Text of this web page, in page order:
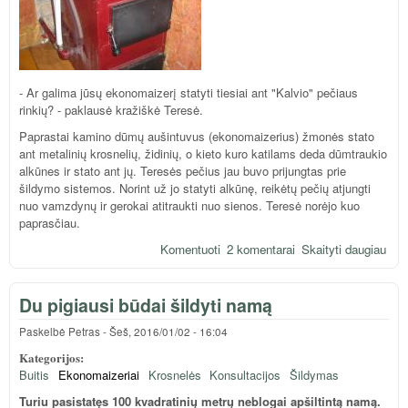
- Ar galima jūsų ekonomaizerį statyti tiesiai ant "Kalvio" pečiaus
rinkių? - paklausė kražiškė Teresė.
Paprastai kamino dūmų aušintuvus (ekonomaizerius) žmonės stato
ant metalinių krosnelių, židinių, o kieto kuro katilams deda dūmtraukio
alkūnes ir stato ant jų. Teresės pečius jau buvo prijungtas prie
šildymo sistemos. Norint už jo statyti alkūnę, reikėtų pečių atjungti
nuo vamzdynų ir gerokai atitraukti nuo sienos. Teresė norėjo kuo
paprasčiau.
Skaityti daugiau
2 komentarai
Komentuoti
Du pigiausi būdai šildyti namą
Paskelbė Petras-Šeš, 2016/01/02 - 16:04
Kategorijos:
Buitis
Ekonomaizeriai Krosnelės Konsultacijos Šildymas
Turiu pasistatęs 100 kvadratinių metrų neblogai apšiltintą namą.